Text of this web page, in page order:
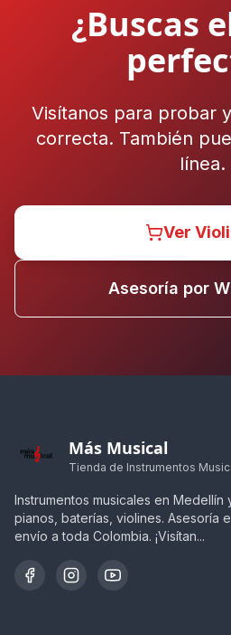
¿Buscas
Visítanos para probar
correcta. También
línea.
Ver
Asesoría por
Más Musical
Tienda de Instrumentos
Instrumentos musicales en Medellín
pianos, baterías, violines. Asesoría
envío a toda Colombia. ¡Visítan...